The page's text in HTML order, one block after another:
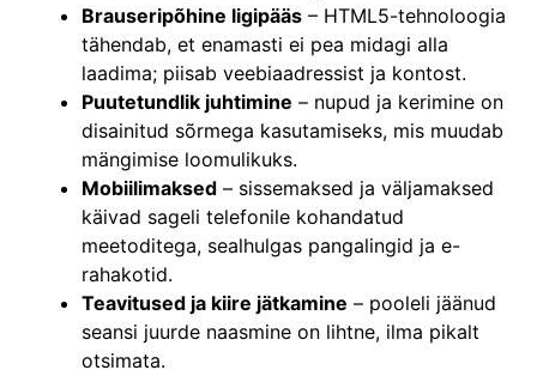
Brauseripõhine ligipääs – HTML5-tehnoloogia
tähendab, et enamasti ei pea midagi alla
laadima; piisab veebiaadressist ja kontost.
Puutetundlik juhtimine – nupud ja kerimine on
disainitud sõrmega kasutamiseks, mis muudab
mängimise loomulikuks.
Mobiilimaksed – sissemaksed ja väljamaksed
käivad sageli telefonile kohandatud
meetoditega, sealhulgas pangalingid ja e-
rahakotid.
Teavitused ja kiire jätkamine – pooleli jäänud
seansi juurde naasmine on lihtne, ilma pikalt
otsimata.